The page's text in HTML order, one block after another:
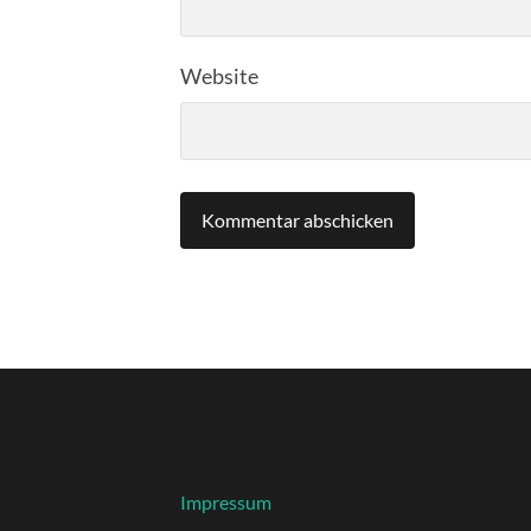
Website
Impressum